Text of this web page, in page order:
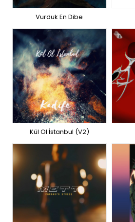
Vurduk En Dibe
Kül Ol İstanbul (V2)